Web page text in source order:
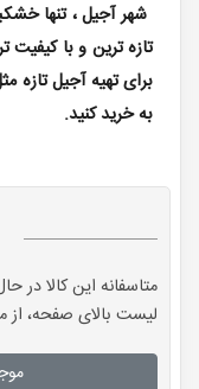
شهر آجیل ، تنها
تازه ترین و با کیفیت
برای تهیه آجیل تازه
به خرید کنید.
متاسفانه این کالا
لیست بالای صفحه، از